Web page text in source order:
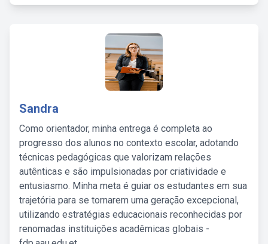
Sandra
Como orientador, minha entrega é completa ao
progresso dos alunos no contexto escolar, adotando
técnicas pedagógicas que valorizam relações
autênticas e são impulsionadas por criatividade e
entusiasmo. Minha meta é guiar os estudantes em sua
trajetória para se tornarem uma geração excepcional,
utilizando estratégias educacionais reconhecidas por
renomadas instituições acadêmicas globais -